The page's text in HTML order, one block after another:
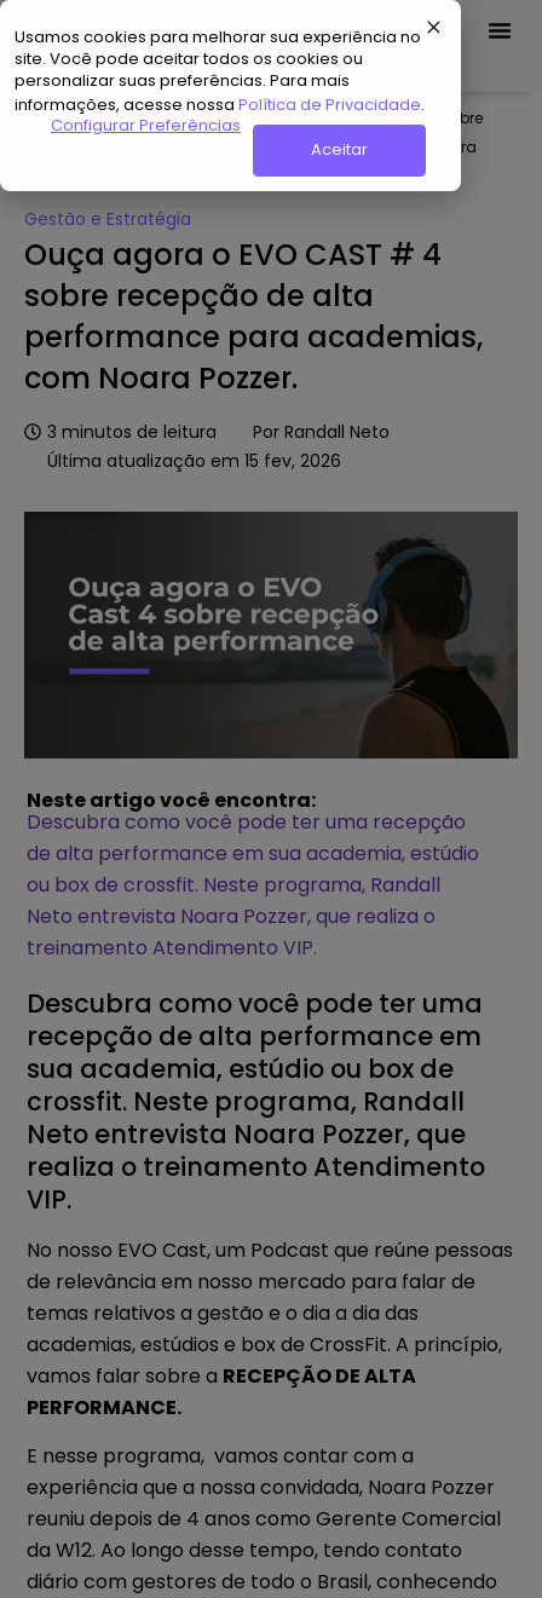
Usamos cookies para melhorar sua experiência no
site. Você pode aceitar todos os cookies ou
personalizar suas preferências. Para mais
informações, acesse nossa Política de Privacidade.
Configurar Preferências
Aceitar
Demo Grátis
Home»Hub de Conteúdo»Ouça agora o EVO CAST # 4 sobre
recepção de alta performance para academias, com Noara
Gestão e Estratégia
Ouça agora o EVO CAST # 4
sobre recepção de alta
performance para academias,
com Noara Pozzer.
3 minutos de leitura Por Randall Neto
Última atualização em 15 fev, 2026
Neste artigo você encontra:
Descubra como você pode ter uma recepção
de alta performance em sua academia, estúdio
ou box de crossfit. Neste programa, Randall
Neto entrevista Noara Pozzer, que realiza o
treinamento Atendimento VIP.
Descubra como você pode ter uma
recepção de alta performance em
sua academia, estúdio ou box de
crossfit. Neste programa, Randall
Neto entrevista Noara Pozzer, que
realiza o treinamento Atendimento
VIP.
No nosso EVO Cast, um Podcast que reúne pessoas
de relevância em nosso mercado para falar de
temas relativos a gestão e o dia a dia das
academias, estúdios e box de CrossFit. A princípio,
vamos falar sobre a RECEPÇÃO DE ALTA
PERFORMANCE.
E nesse programa, vamos contar com a
experiência que a nossa convidada, Noara Pozzer
reuniu depois de 4 anos como Gerente Comercial
da W12. Ao longo desse tempo, tendo contato
diário com gestores de todo o Brasil, conhecendo